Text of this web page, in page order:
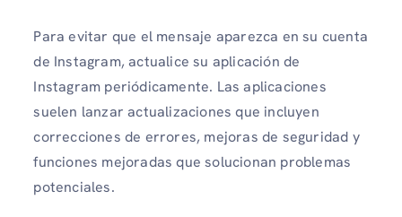
Para evitar que el mensaje aparezca en su cuenta
de Instagram, actualice su aplicación de
Instagram periódicamente. Las aplicaciones
suelen lanzar actualizaciones que incluyen
correcciones de errores, mejoras de seguridad y
funciones mejoradas que solucionan problemas
potenciales.